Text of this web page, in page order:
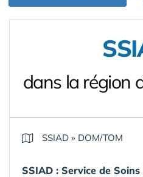
dans la région
SSIAD » DOM/TOM
SSIAD : Service de